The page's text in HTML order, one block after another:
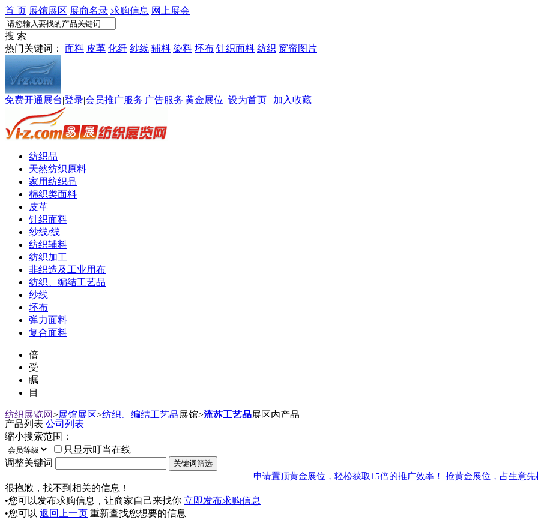
首 页 展馆展区 展商名录 求购信息 网上展会
搜 索
热门关键词： 面料 皮革 化纤 纱线 辅料 染料 坯布 针织面料 纺织 窗帘图片
免费开通展台|登录|会员推广服务|广告服务|黄金展位 设为首页 | 加入收藏
纺织品
天然纺织原料
家用纺织品
棉织类面料
皮革
针织面料
纱线/线
纺织辅料
纺织加工
非织造及工业用布
纺织、编结工艺品
纱线
坯布
弹力面料
复合面料
倍
受
瞩
目
纺织展览网>展馆展区>纺织、编结工艺品展馆>流苏工艺品展区内产品
产品列表 公司列表
缩小搜索范围：
只显示叮当在线
调整关键词
申请置顶黄金展位，轻松获取15倍的推广效率！ 抢黄金展位，占生意先
很抱歉，找不到相关的信息！
•您可以发布求购信息，让商家自己来找你 立即发布求购信息
•您可以 返回上一页 重新查找您想要的信息